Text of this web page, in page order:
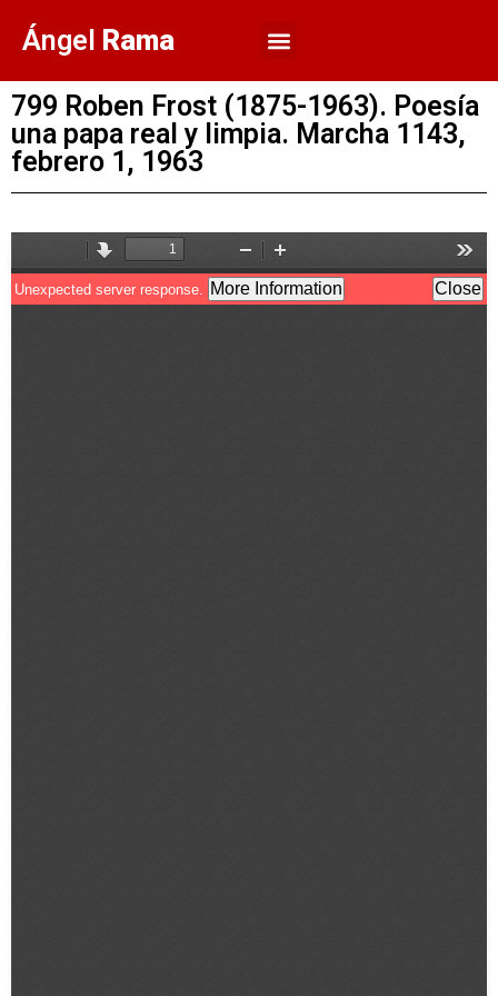
Ángel Rama
799 Roben Frost (1875-1963). Poesía
una papa real y limpia. Marcha 1143,
febrero 1, 1963